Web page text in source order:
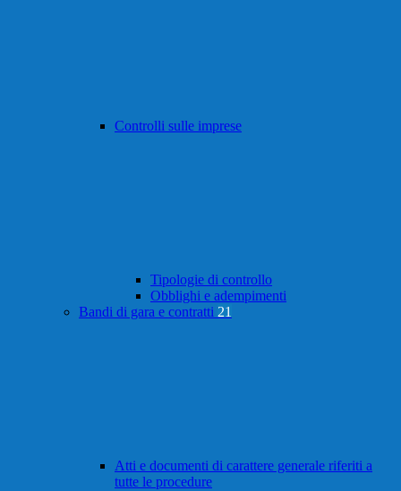
Controlli sulle imprese
Tipologie di controllo
Obblighi e adempimenti
Bandi di gara e contratti 21
Atti e documenti di carattere generale riferiti a
tutte le procedure